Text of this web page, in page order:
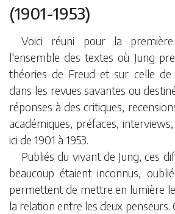
(1901-1953)
Voici réuni pour la
l'ensemble des textes où Jung
théories de Freud et sur celle de
dans les revues savantes ou
réponses à des critiques,
académiques, préfaces,
ici de 1901 à 1953.
Publiés du vivant de Jung, ces
beaucoup étaient inconnus,
permettent de mettre en lumière
la relation entre les deux penseurs.